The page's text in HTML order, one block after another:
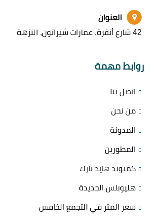
العنوان
42 شارع أنقرة, عمارات شيراتون, النزهة
روابط مهمة
اتصل بنا
من نحن
المدونة
المطورين
كمبوند هايد بارك
هليوبلس الجديدة
سعر المتر في التجمع الخامس